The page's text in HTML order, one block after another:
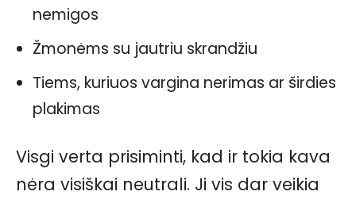
nemigos
Žmonėms su jautriu skrandžiu
Tiems, kuriuos vargina nerimas ar širdies
plakimas
Visgi verta prisiminti, kad ir tokia kava
nėra visiškai neutrali. Ji vis dar veikia